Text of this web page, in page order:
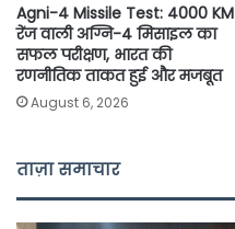
Agni-4 Missile Test: 4000 KM
रेंज वाली अग्नि-4 मिसाइल का
सफल परीक्षण, भारत की
रणनीतिक ताकत हुई और मजबूत
August 6, 2026
ताज़ा समाचार